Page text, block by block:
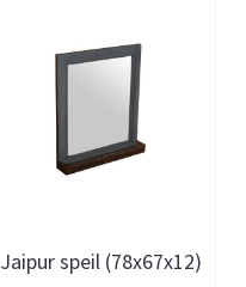
Jaipur speil (78x67x12)